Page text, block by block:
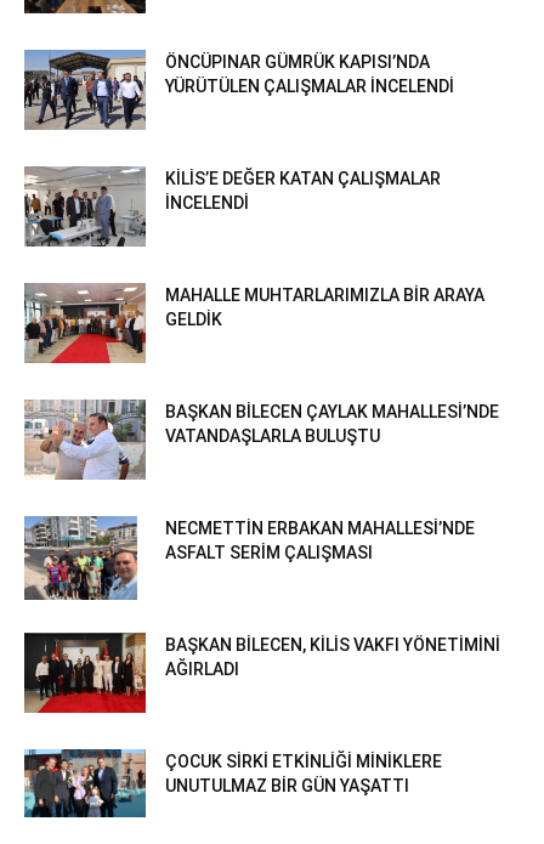
ÖNCÜPINAR GÜMRÜK KAPISI’NDA
YÜRÜTÜLEN ÇALIŞMALAR İNCELENDİ
KİLİS’E DEĞER KATAN ÇALIŞMALAR
İNCELENDİ
MAHALLE MUHTARLARIMIZLA BİR ARAYA
GELDİK
BAŞKAN BİLECEN ÇAYLAK MAHALLESİ’NDE
VATANDAŞLARLA BULUŞTU
NECMETTİN ERBAKAN MAHALLESİ’NDE
ASFALT SERİM ÇALIŞMASI
BAŞKAN BİLECEN, KİLİS VAKFI YÖNETİMİNİ
AĞIRLADI
ÇOCUK SİRKİ ETKİNLİĞİ MİNİKLERE
UNUTULMAZ BİR GÜN YAŞATTI